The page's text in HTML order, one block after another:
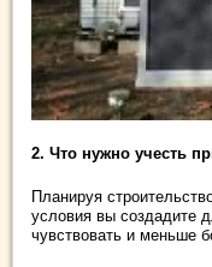
2. Что нужно учесть
Планируя
условия вы создадите
чувствовать и меньше